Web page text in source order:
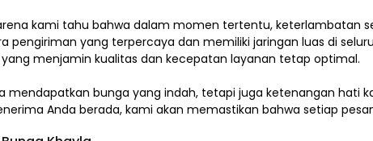
kami tahu bahwa dalam momen tertentu, keterlambatan
yang terpercaya dan memiliki jaringan luas di
menjamin kualitas dan kecepatan layanan tetap optimal.
mendapatkan bunga yang indah, tetapi juga ketenangan hati
Anda berada, kami akan memastikan bahwa setiap